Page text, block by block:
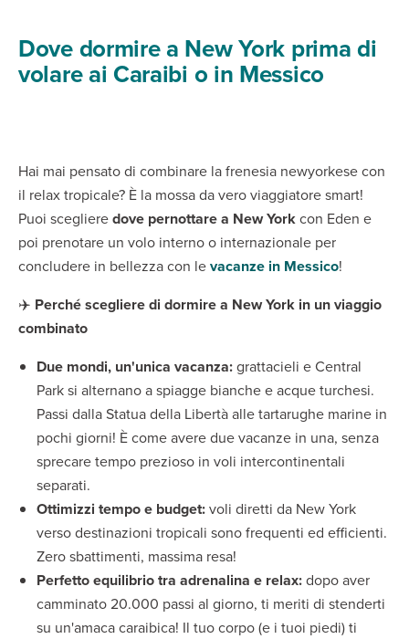
Dove dormire a New York prima di
volare ai Caraibi o in Messico
Hai mai pensato di combinare la frenesia newyorkese con
il relax tropicale? È la mossa da vero viaggiatore smart!
Puoi sceglieredove pernottare a New Yorkcon Eden e
poi prenotare un volo interno o internazionale per
concludere in bellezza con levacanze in Messico!
✈️ Perché scegliere di dormire a New York in un viaggio
combinato
Due mondi, un'unica vacanza:grattacieli e Central
Park si alternano a spiagge bianche e acque turchesi.
Passi dalla Statua della Libertà alle tartarughe marine in
pochi giorni! È come avere due vacanze in una, senza
sprecare tempo prezioso in voli intercontinentali
separati.
Ottimizzi tempo e budget:voli diretti da New York
verso destinazioni tropicali sono frequenti ed efficienti.
Zero sbattimenti, massima resa!
Perfetto equilibrio tra adrenalina e relax:dopo aver
camminato 20.000 passi al giorno, ti meriti di stenderti
su un'amaca caraibica! Il tuo corpo (e i tuoi piedi) ti